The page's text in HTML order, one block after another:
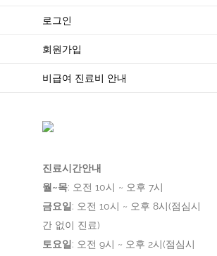
로그인
회원가입
비급여 진료비 안내
진료시간안내
월~목: 오전 10시 ~ 오후 7시
금요일 : 오전 10시 ~ 오후 8시(점심시
간 없이 진료)
토요일 : 오전 9시 ~ 오후 2시(점심시